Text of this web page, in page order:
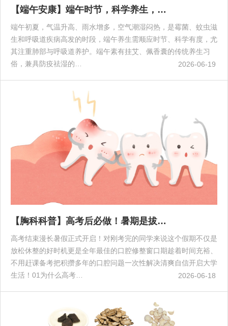
2026-06-19
【端午安康】端午时节，科学养生，…
端午初夏，气温升高、雨水增多，空气潮湿闷热，是霉菌、蚊虫滋
生和呼吸道疾病高发的时段，端午养生需顺应时节、科学有度，尤
其注重肺部与呼吸道养护。端午素有挂艾、佩香囊的传统养生习
俗，兼具防疫祛湿的…
2026-06-18
【胸科科普】高考后必做！暑期是拔…
高考结束漫长暑假正式开启！对刚考完的同学来说这个假期不仅是
放松休整的好时机更是全年最佳的口腔修整窗口期趁着时间充裕、
不用赶课备考把积攒多年的口腔问题一次性解决清爽自信开启大学
生活！01为什么高考…